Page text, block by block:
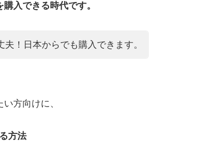
入できる時代です。
！日本からでも購入できます。
方向けに、
方法